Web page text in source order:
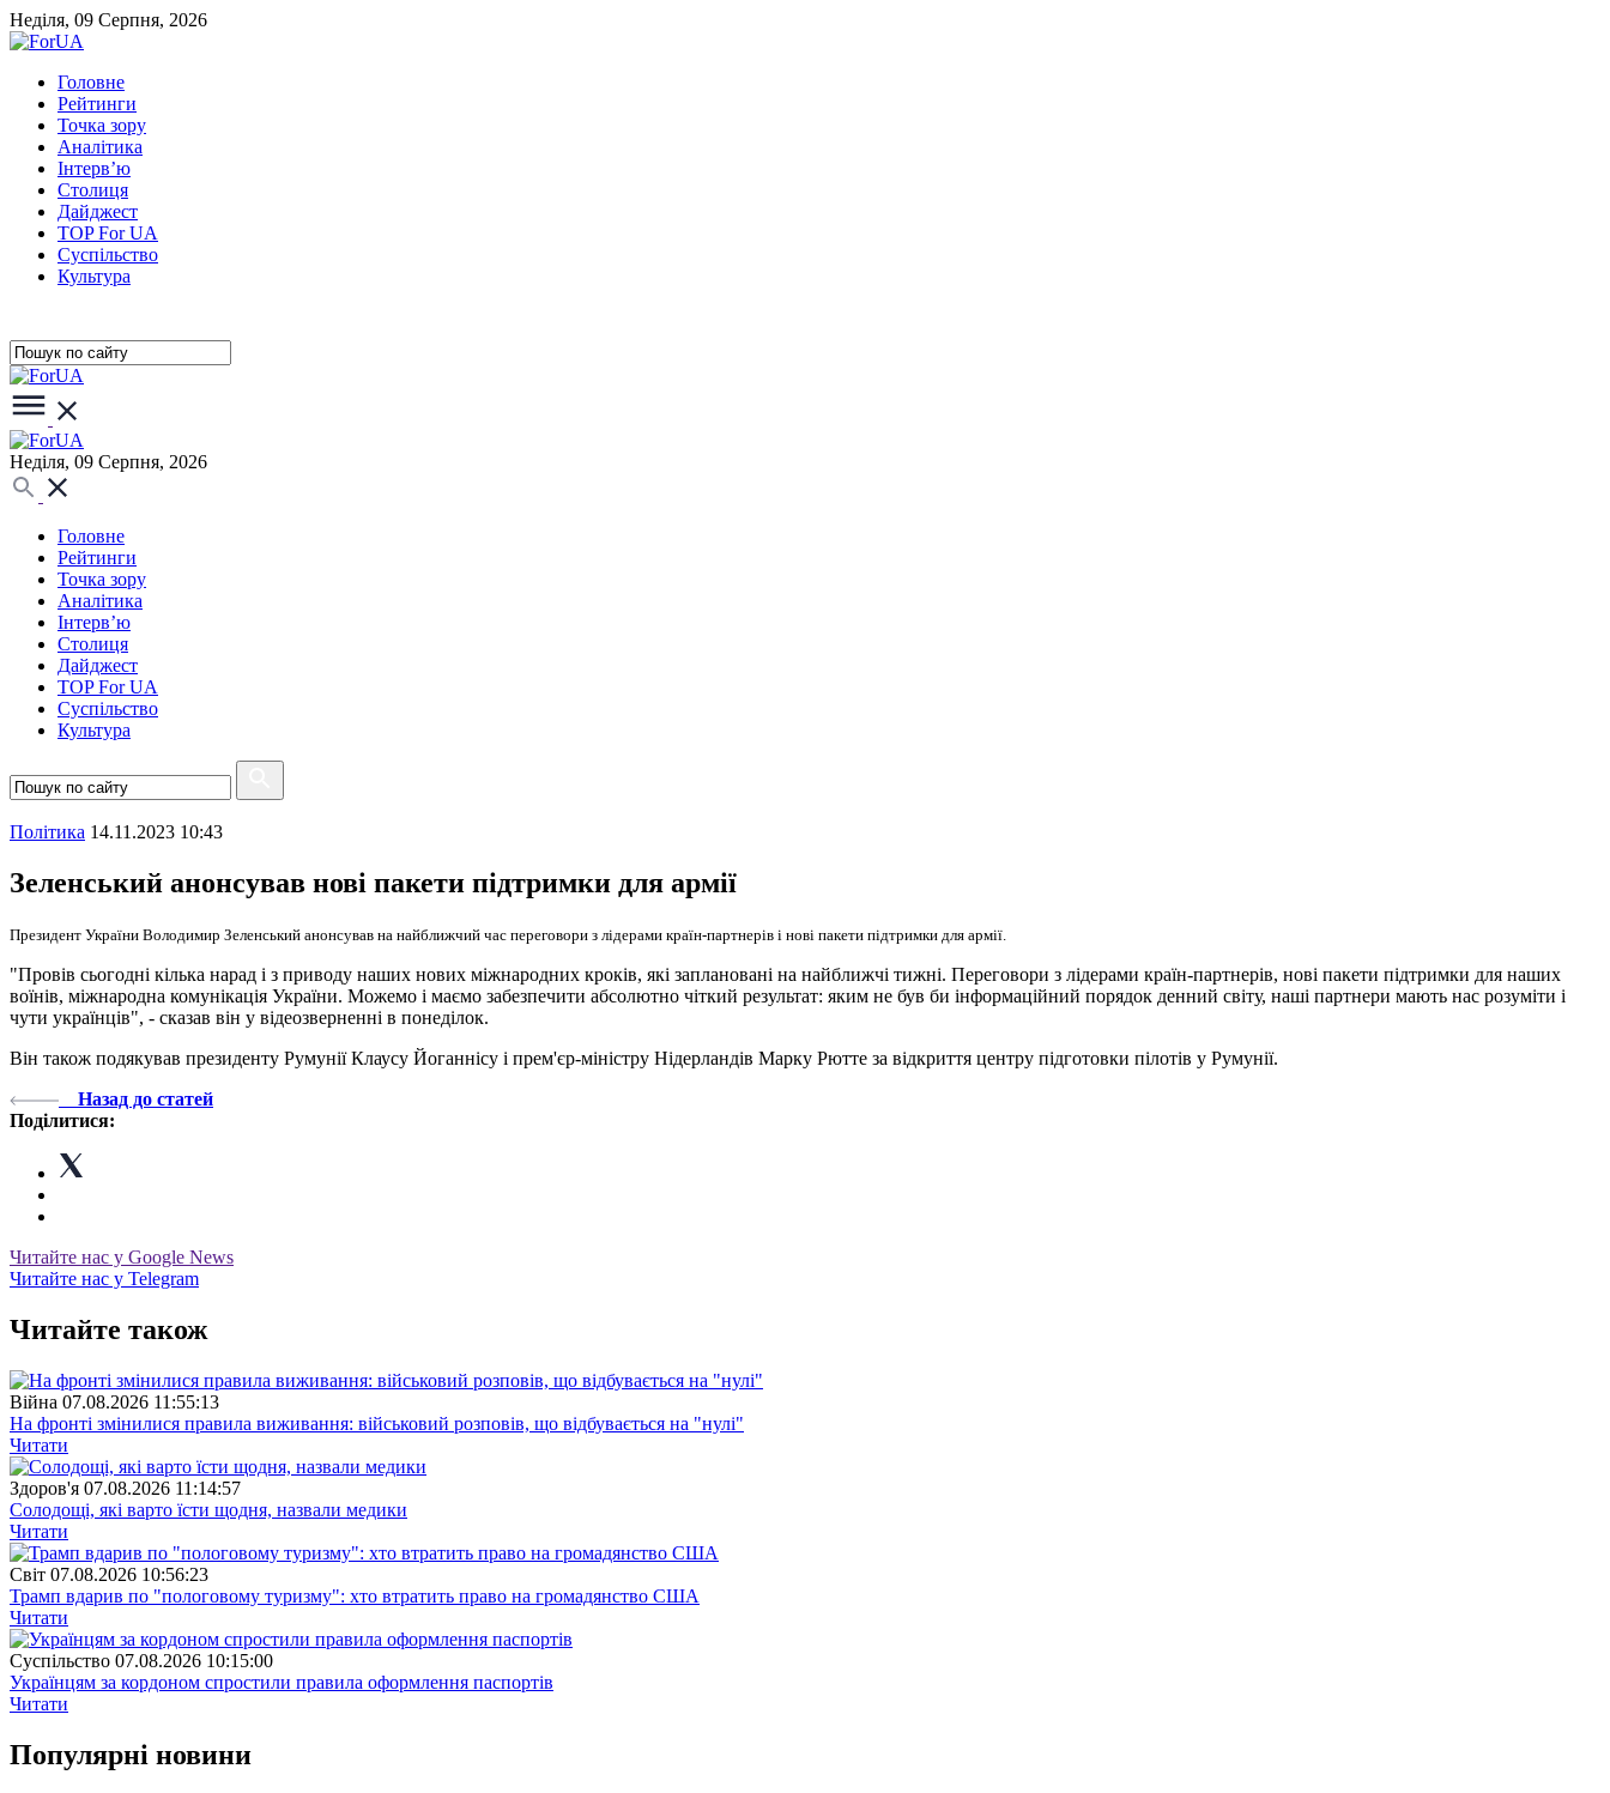
Неділя, 09 Серпня, 2026
Головне
Рейтинги
Точка зору
Аналітика
Інтерв’ю
Столиця
Дайджест
TOP For UA
Суспiльство
Культура
Неділя, 09 Серпня, 2026
Головне
Рейтинги
Точка зору
Аналітика
Інтерв’ю
Столиця
Дайджест
TOP For UA
Суспiльство
Культура
Полiтика 14.11.2023 10:43
Зеленський анонсував нові пакети підтримки для армії
Президент України Володимир Зеленський анонсував на найближчий час переговори з лідерами країн-партнерів і нові пакети підтримки для армії.
"Провів сьогодні кілька нарад і з приводу наших нових міжнародних кроків, які заплановані на найближчі тижні. Переговори з лідерами країн-партнерів, нові пакети підтримки для наших
воїнів, міжнародна комунікація України. Можемо і маємо забезпечити абсолютно чіткий результат: яким не був би інформаційний порядок денний світу, наші партнери мають нас розуміти і
чути українців", - сказав він у відеозверненні в понеділок.
Він також подякував президенту Румунії Клаусу Йоганнісу і прем'єр-міністру Нідерландів Марку Рютте за відкриття центру підготовки пілотів у Румунії.
Назад до статей
Поділитися:
Читайте нас у Google News
Читайте нас у Telegram
Читайте також
Війна 07.08.2026 11:55:13
На фронті змінилися правила виживання: військовий розповів, що відбувається на "нулі"
Читати
Здоров'я 07.08.2026 11:14:57
Солодощі, які варто їсти щодня, назвали медики
Читати
Свiт 07.08.2026 10:56:23
Трамп вдарив по "пологовому туризму": хто втратить право на громадянство США
Читати
Суспiльство 07.08.2026 10:15:00
Українцям за кордоном спростили правила оформлення паспортів
Читати
Популярнi новини